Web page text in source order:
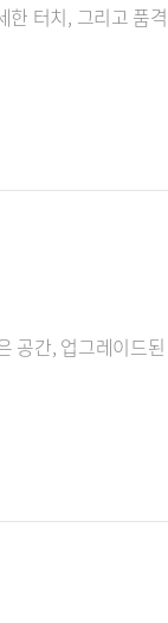
터치, 그리고
공간, 업그레이드